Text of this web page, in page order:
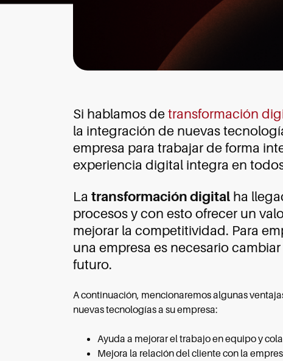
Si hablamos detransformación
la integración de nuevas
empresa para trabajar de forma
experiencia digital integra en
La transformación digital ha
procesos y con esto ofrecer un
mejorar la competitividad. Para
una empresa es necesario
futuro.
A continuación, mencionaremos algunas
nuevas tecnologías a su empresa:
Ayuda a mejorar el trabajo en equipo y
Mejora la relación del cliente con la